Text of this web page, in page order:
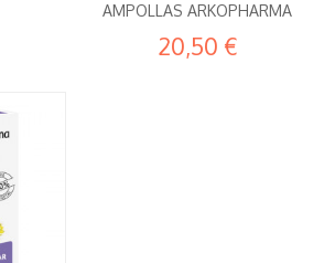
AMPOLLAS ARKOPHARMA
20,50 €